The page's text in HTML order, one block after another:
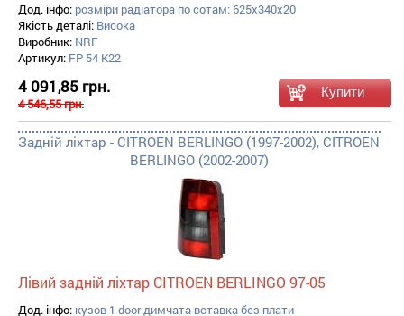
Дод. інфо: розміри радіатора по сотам: 625x340x20
Якість деталі: Висока
Виробник: NRF
Артикул: FP 54 K22
4 091,85 грн.
4 546,55 грн.
Задній ліхтар - CITROEN BERLINGO (1997-2002), CITROEN
BERLINGO (2002-2007)
Лівий задній ліхтар CITROEN BERLINGO 97-05
Дод. інфо: кузов 1 door димчата вставка без плати